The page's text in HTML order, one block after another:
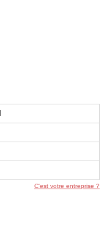
C'est votre entreprise ?